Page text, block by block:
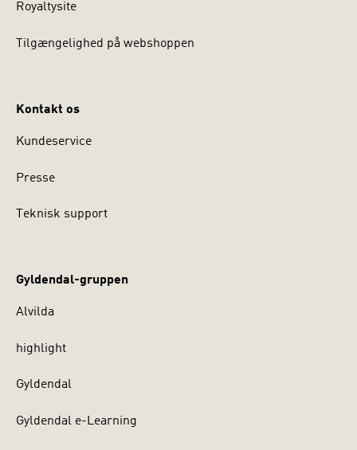
Royaltysite
Tilgængelighed på webshoppen
Kontakt os
Kundeservice
Presse
Teknisk support
Gyldendal-gruppen
Alvilda
highlight
Gyldendal
Gyldendal e-Learning